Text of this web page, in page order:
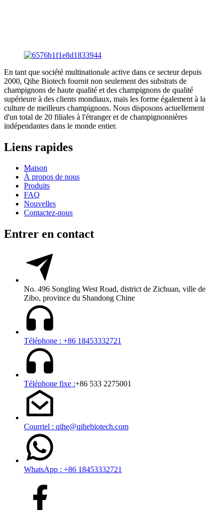
En tant que société multinationale active dans ce secteur depuis
2000, Qihe Biotech fournit non seulement des substrats de
champignons de haute qualité et des champignons de qualité
supérieure à des clients mondiaux, mais les forme également à la
culture de meilleurs champignons. Nous disposons actuellement
d'un total de 20 filiales à l'étranger et de champignonnières
indépendantes dans le monde entier.
Liens rapides
Maison
À propos de nous
Produits
FAQ
Nouvelles
Contactez-nous
Entrer en contact
No. 496 Songling West Road, district de Zichuan, ville de
Zibo, province du Shandong Chine
Téléphone : +86 18453332721
Téléphone fixe :+86 533 2275001
Courriel : qihe@qihebiotech.com
WhatsApp : +86 18453332721